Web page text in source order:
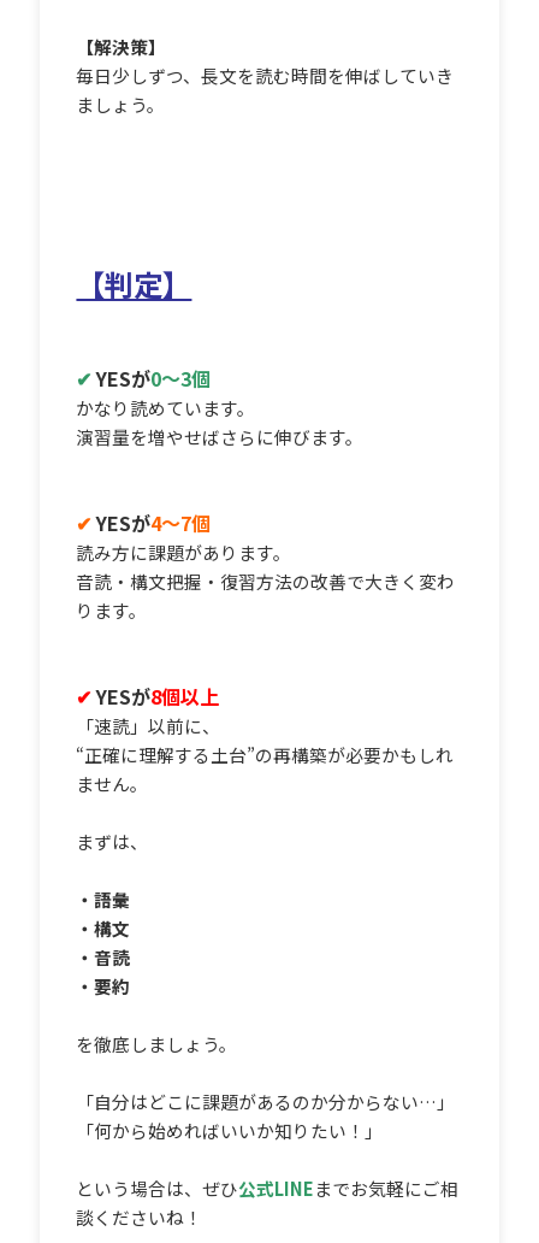
【解決策】
毎日少しずつ、長文を読む時間を伸ばしていき
ましょう。
【判定】
✔YESが0〜3個
かなり読めています。
演習量を増やせばさらに伸びます。
✔YESが4〜7個
読み方に課題があります。
音読・構文把握・復習方法の改善で大きく変わ
ります。
✔YESが8個以上
「速読」以前に、
“正確に理解する土台”の再構築が必要かもしれ
ません。
まずは、
・語彙
・構文
・音読
・要約
を徹底しましょう。
「自分はどこに課題があるのか分からない…」
「何から始めればいいか知りたい！」
という場合は、ぜひ公式LINEまでお気軽にご相
談くださいね！